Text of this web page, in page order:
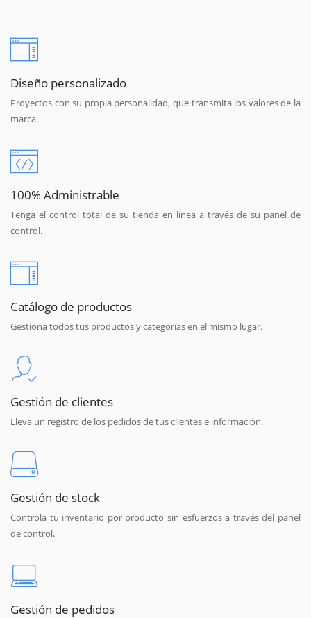
Diseño personalizado
Proyectos con su propia personalidad, que transmita los valores de la
marca.
100% Administrable
Tenga el control total de su tienda en línea a través de su panel de
control.
Catálogo de productos
Gestiona todos tus productos y categorías en el mismo lugar.
Gestión de clientes
Lleva un registro de los pedidos de tus clientes e información.
Gestión de stock
Controla tu inventario por producto sin esfuerzos a través del panel
de control.
Gestión de pedidos